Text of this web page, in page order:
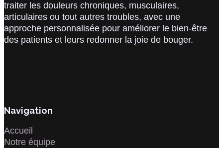
traiter les douleurs chroniques, musculaires,
articulaires ou tout autres troubles, avec une
approche personnalisée pour améliorer le bien-être
des patients et leurs redonner la joie de bouger.
Navigation
Accueil
Notre équipe